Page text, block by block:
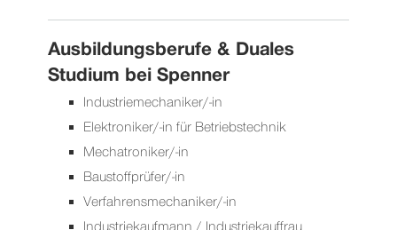
Ausbildungsberufe & Duales
Studium bei Spenner
Industriemechaniker/-in
Elektroniker/-in für Betriebstechnik
Mechatroniker/-in
Baustoffprüfer/-in
Verfahrensmechaniker/-in
Industriekaufmann / Industriekauffrau